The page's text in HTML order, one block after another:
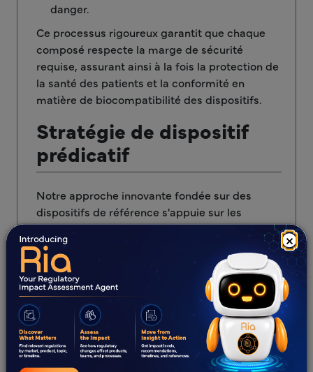
×
danger.
Ce processus rigoureux garantit que chaque
composé respecte la marge de sécurité
requise, assurant ainsi à la fois la protection de
la santé des patients et la conformité en
matière de biocompatibilité des dispositifs.
Stratégie de dispositif
prédicatif
Notre approche innovante fondée sur des
dispositifs de référence s'appuie sur les
données issues de dispositifs déjà homologués
et utilisés. En comparant votre dispositif à des
dispositifs de référence dont la conformité et
la sécurité ont été démontrées, nous :
Identifier les profils de sécurité et les
facteurs de risque pertinents.
Réduire les tests superflus, ce qui permet
de gagner du temps et d'économiser des